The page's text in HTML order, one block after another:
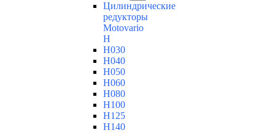
Цилиндрические
редукторы
Motovario
H
H030
H040
H050
H060
H080
H100
H125
H140